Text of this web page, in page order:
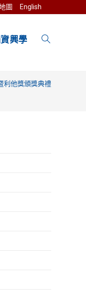
圖 English
興學 Toggle
利他獎頒獎典禮